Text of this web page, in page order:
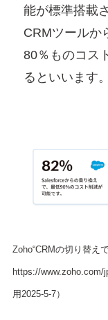
能が標準搭載
CRMツールか
80％ものコス
るといいます。
Zoho“CRMの切り替え
https://www.zoho.com/
用2025-5-7）